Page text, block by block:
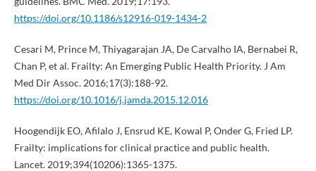
https://doi.org/10.1186/s12916-019-1434-2
Cesari M, Prince M, Thiyagarajan JA, De Carvalho IA, Bernabei R,
Chan P, et al. Frailty: An Emerging Public Health Priority. J Am
Med Dir Assoc. 2016;17(3):188-92.
https://doi.org/10.1016/j.jamda.2015.12.016
Hoogendijk EO, Afilalo J, Ensrud KE, Kowal P, Onder G, Fried LP.
Frailty: implications for clinical practice and public health.
Lancet. 2019;394(10206):1365-1375.